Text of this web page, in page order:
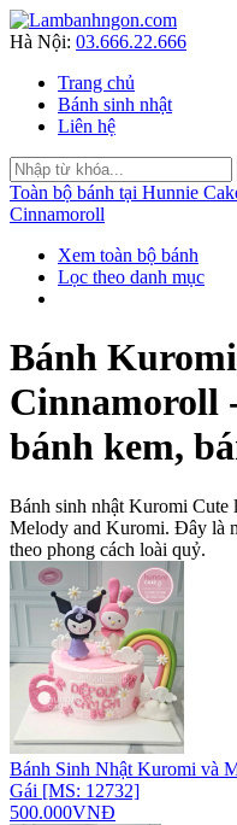
Hà Nội: 03.666.22.666
Trang chủ
Bánh sinh nhật
Liên hệ
Toàn bộ bánh tại Hunnie
Cinnamoroll
Xem toàn bộ bánh
Lọc theo danh mục
Bánh
Cinnamoroll
bánh kem,
Bánh sinh nhật Kuromi Cute
Melody and Kuromi. Đây là
theo phong cách loài quỷ.
Bánh Sinh Nhật Kuromi và
Gái [MS: 12732]
500.000VNĐ